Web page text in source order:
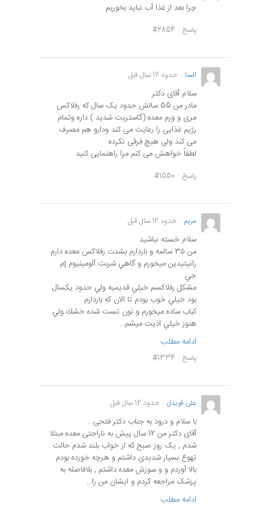
چرا بعد از غذا آب نباید بخوریم
پاسخ #2854
السا حدود 12 سال قبل
سلام آقای دکتر
مادر من 55 سالش حدود یک سال که رفلاکس
مری و ورم معده (گاستریت شدید ) داره وتمام
رژیم غذایی را رعایت می کند ودارو هم مصرف
می کند ولی هیچ فرقی نکرده
لطفاً خواهش می کنم مرا راهنمایی کنید
پاسخ #1550
مريم حدود 12 سال قبل
سلام خسته نباشيد
من ٣٥ سالمه و باردارم بشدت رفلاكس معده دارم
رانيتيدين ميخورم و گاهي شربت آلومينيوم إم
جي
مشكل رفلاكسم خيلي قديميه ولي حدود يكسال
بود خيلي خوب بودم تا الان كه باردارم
كباب ساده ميخورم و نون تست شده خشك ولي
هنوز خيلي اذيت ميشم...
ادامه مطلب
پاسخ #1334
علی قویدل حدود 12 سال قبل
با سلام و درود به جناب دکتر فتحی...
آقای دکتر من 12 سال پیش به ناراحتی معده مبتلا
شدم , یک روز صبح که از خواب بلند شدم حالت
تهوع بسیار شدیدی داشتم و هرچه خورده بودم
بالا آوردم و و سوزش معده داشتم , بلافاصله به
پزشک مراجعه کردم و ایشان من را...
ادامه مطلب